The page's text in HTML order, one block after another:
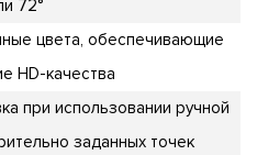
72°
цвета, обеспечивающие
HD-качества
при использовании ручной
заданных точек